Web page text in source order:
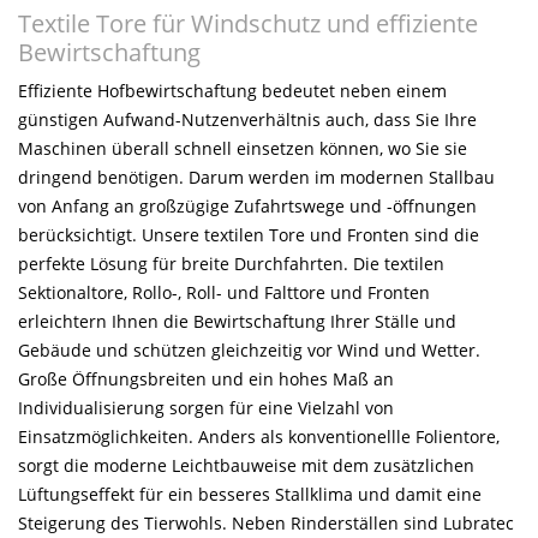
Textile Tore für Windschutz und effiziente
Bewirtschaftung
Effiziente Hofbewirtschaftung bedeutet neben einem
günstigen Aufwand-Nutzenverhältnis auch, dass Sie Ihre
Maschinen überall schnell einsetzen können, wo Sie sie
dringend benötigen. Darum werden im modernen Stallbau
von Anfang an großzügige Zufahrtswege und -öffnungen
berücksichtigt. Unsere textilen Tore und Fronten sind die
perfekte Lösung für breite Durchfahrten. Die textilen
Sektionaltore, Rollo-, Roll- und Falttore und Fronten
erleichtern Ihnen die Bewirtschaftung Ihrer Ställe und
Gebäude und schützen gleichzeitig vor Wind und Wetter.
Große Öffnungsbreiten und ein hohes Maß an
Individualisierung sorgen für eine Vielzahl von
Einsatzmöglichkeiten. Anders als konventionellle Folientore,
sorgt die moderne Leichtbauweise mit dem zusätzlichen
Lüftungseffekt für ein besseres Stallklima und damit eine
Steigerung des Tierwohls. Neben Rinderställen sind Lubratec